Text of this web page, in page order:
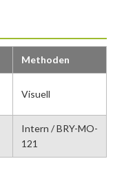
Methoden
Visuell
Intern / BRY-MO-
121